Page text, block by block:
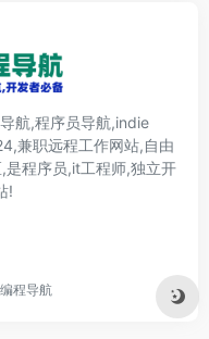
航,程序员导航,indie
兼职远程工作网站,自由
是程序员,it工程师,独立开
!
程导航